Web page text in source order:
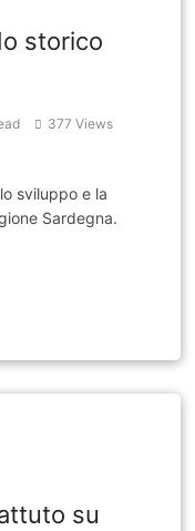
storico
377 Views
sviluppo e la
Sardegna.
su